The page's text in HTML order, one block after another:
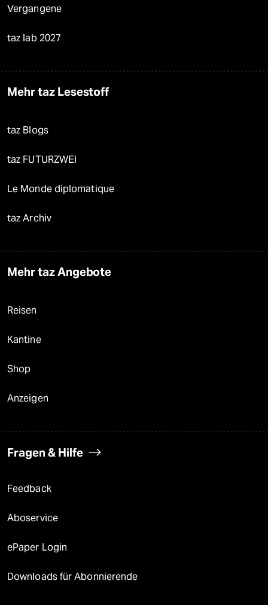
Vergangene
taz lab 2027
Mehr taz Lesestoff
taz Blogs
taz FUTURZWEI
Le Monde diplomatique
taz Archiv
Mehr taz Angebote
Reisen
Kantine
Shop
Anzeigen
Fragen & Hilfe
Feedback
Aboservice
ePaper Login
Downloads für Abonnierende